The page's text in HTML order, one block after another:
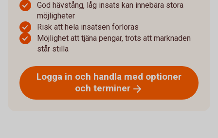
God hävstång, låg insats kan innebära stora
möjligheter
Risk att hela insatsen förloras
Möjlighet att tjäna pengar, trots att marknaden
står stilla
Logga in och handla med optioner
och terminer